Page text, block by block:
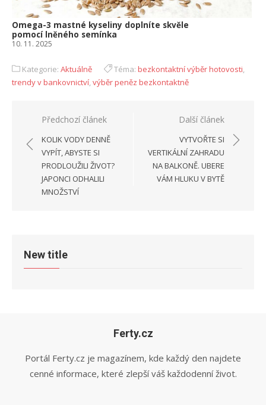
Omega-3 mastné kyseliny doplníte skvěle
pomocí lněného semínka
10. 11. 2025
Kategorie: Aktuálně Téma: bezkontaktní výběr hotovosti,
trendy v bankovnictví,výběr peněz bezkontaktně
Navigace
pro
příspěvek
Předchozí článek
KOLIK VODY DENNĚ
VYPÍT, ABYSTE SI
PRODLOUŽILI ŽIVOT?
JAPONCI ODHALILI
MNOŽSTVÍ
Další článek
VYTVOŘTE SI
VERTIKÁLNÍ ZAHRADU
NA BALKONĚ. UBERE
VÁM HLUKU V BYTĚ
New title
Ferty.cz
Portál Ferty.cz je magazínem, kde každý den najdete
cenné informace, které zlepší váš každodenní život.